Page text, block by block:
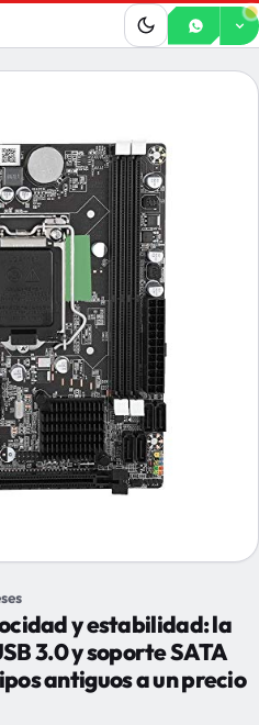
y estabilidad: la
3.0 y soporte SATA
antiguos a un precio